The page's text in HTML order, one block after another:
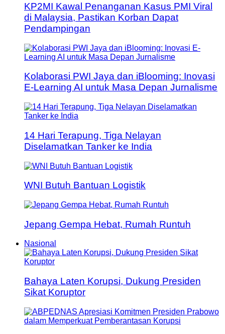
KP2MI Kawal Penanganan Kasus PMI Viral
di Malaysia, Pastikan Korban Dapat
Pendampingan
Kolaborasi PWI Jaya dan iBlooming: Inovasi
E-Learning AI untuk Masa Depan Jurnalisme
14 Hari Terapung, Tiga Nelayan
Diselamatkan Tanker ke India
WNI Butuh Bantuan Logistik
Jepang Gempa Hebat, Rumah Runtuh
Nasional
Bahaya Laten Korupsi, Dukung Presiden
Sikat Koruptor